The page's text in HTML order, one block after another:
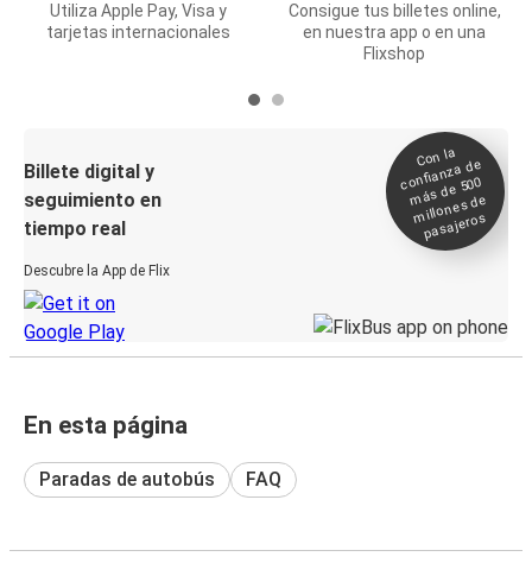
Utiliza Apple Pay, Visa y
tarjetas internacionales
Consigue tus billetes online,
en nuestra app o en una
Flixshop
Billete digital y
seguimiento en
tiempo real
Descubre la App de Flix
Con la
confianza de
más de 500
millones de
pasajeros
En esta página
Paradas de autobús FAQ